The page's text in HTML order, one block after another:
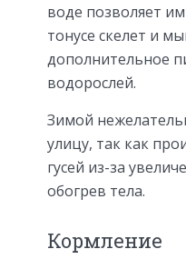
воде позволяет
тонусе скелет и
дополнительное
водорослей.
Зимой
улицу, так как
гусей из-за
обогрев тела.
Кормление